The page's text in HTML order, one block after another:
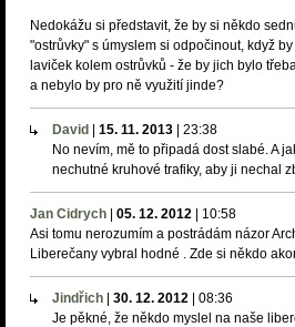
Nedokážu si představit, že by si někdo
"ostrůvky" s úmyslem si odpočinout, když
laviček kolem ostrůvků - že by jich bylo
a nebylo by pro ně využití jinde?
David 15. 11. 2013 23:38
No nevím, mě to připadá dost slabé. A
nechutné kruhové trafiky, aby ji nechal
Jan Cidrych 05. 12. 2012 10:58
Asi tomu nerozumím a postrádám názor
Liberečany vybral hodné . Zde si někdo
Jindřich 30. 12. 2012 08:36
Je pěkné, že někdo myslel na naše